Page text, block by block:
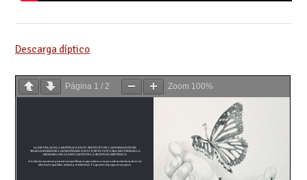
Descarga díptico
Página 1 / 2 Zoom 100%